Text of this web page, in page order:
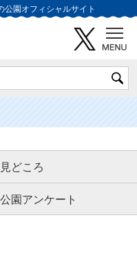
公園オフィシャルサイト
見どころ
公園アンケート